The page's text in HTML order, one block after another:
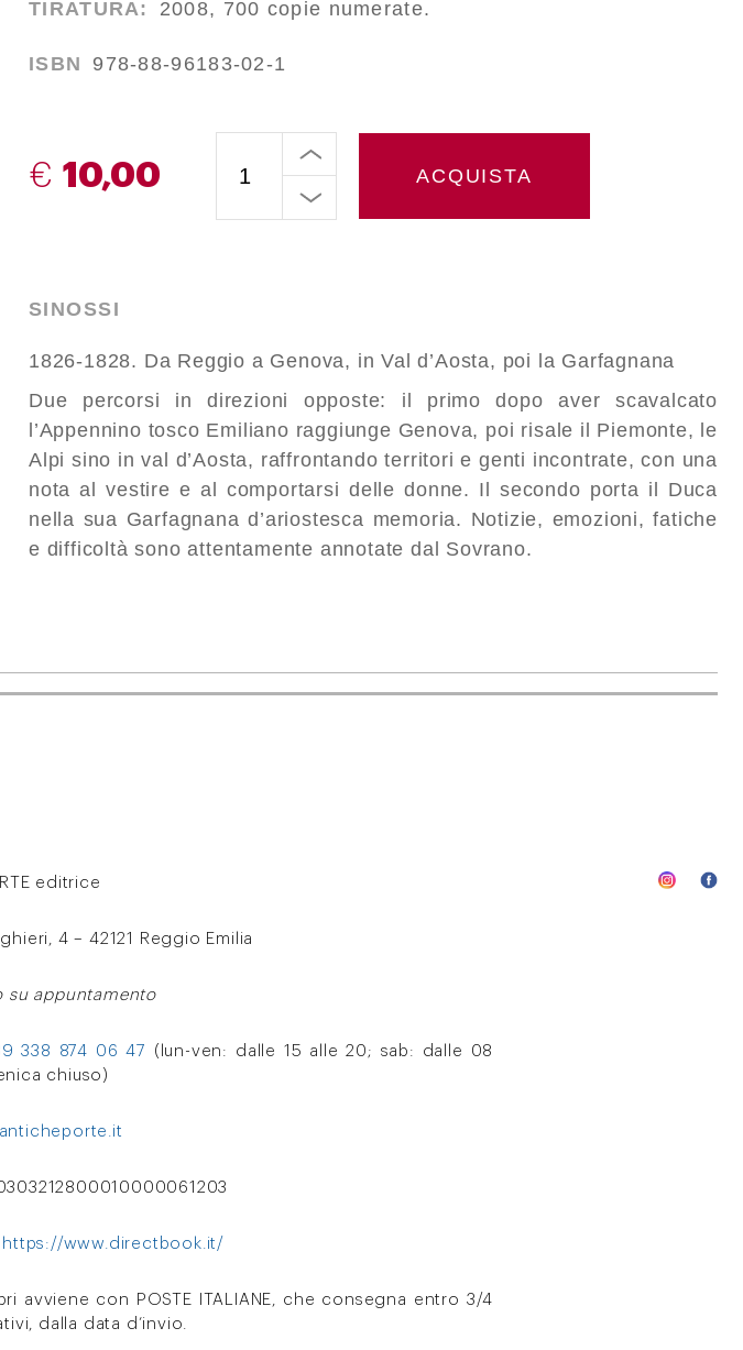
TIRATURA: 2008, 700 copie numerate.
ISBN 978-88-96183-02-1
€ 10,00 ACQUISTA
SINOSSI
1826-1828. Da Reggio a Genova, in Val d’Aosta, poi la Garfagnana
Due percorsi in direzioni opposte: il primo dopo aver scavalcato
l’Appennino tosco Emiliano raggiunge Genova, poi risale il Piemonte, le
Alpi sino in val d’Aosta, raffrontando territori e genti incontrate, con una
nota al vestire e al comportarsi delle donne. Il secondo porta il Duca
nella sua Garfagnana d’ariostesca memoria. Notizie, emozioni, fatiche
e difficoltà sono attentamente annotate dal Sovrano.
editrice
4 – 42121 Reggio Emilia
su appuntamento
338 874 06 47
(lun-ven: dalle 15 alle 20; sab: dalle 08
chiuso)
https://www.directbook.it/
avviene con POSTE ITALIANE, che consegna entro 3/4
dalla data d’invio.